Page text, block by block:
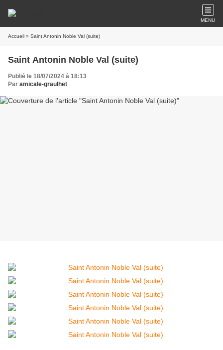
MENU
Accueil » Saint Antonin Noble Val (suite)
Saint Antonin Noble Val (suite)
Publié le 18/07/2024 à 18:13
Par amicale-graulhet